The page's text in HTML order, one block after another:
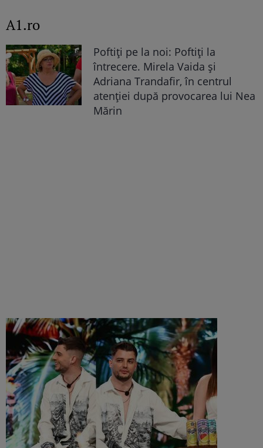
A1.ro
Poftiți pe la noi: Poftiți la
întrecere. Mirela Vaida și
Adriana Trandafir, în centrul
atenției după provocarea lui Nea
Mărin